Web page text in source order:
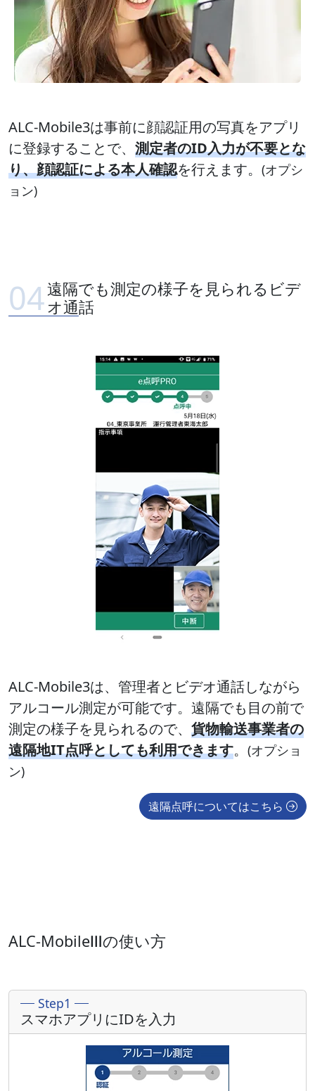
ALC-Mobile3は事前に顔認証用の写真をアプリ
に登録することで、 測定者のID入力が不要とな
り、顔認証による本人確認を行えます。 (オプシ
ョン)
遠隔でも測定の様子を見られるビデ
オ通話
ALC-Mobile3は、管理者とビデオ通話しながら
アルコール測定が可能です。遠隔でも目の前で
測定の様子を見られるので、 貨物輸送事業者の
遠隔地IT点呼としても利用できます。 (オプショ
ン)
遠隔点呼についてはこちら
ALC-MobileⅢの使い方
Step1
スマホアプリにIDを入力